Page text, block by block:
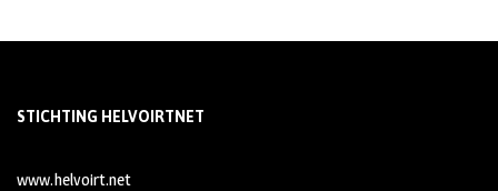
STICHTING HELVOIRTNET
www.helvoirt.net